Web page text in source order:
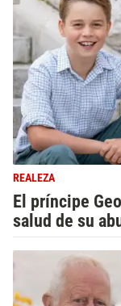
REALEZA
El príncipe
salud de su